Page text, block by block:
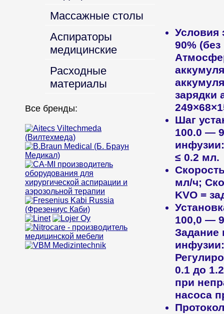
Условия
90%
зарядки
Шаг
100.0 —
≤ 0.2 мл.
мл/ч;
KVO =
100,0 —
Задание
0.1 до
при
насоса
Массажные столы
Аспираторы
медицинские
Расходные
материалы
Все бренды: